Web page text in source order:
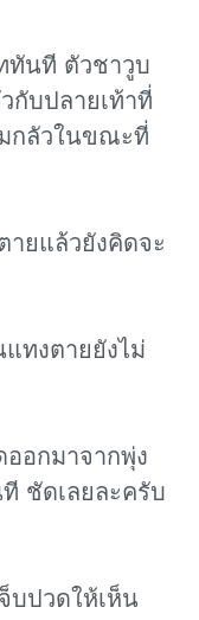
ทันที ตัวชาวูบ
กับปลายเท้าที่
มกลัวในขณะที่
ายแล้วยังคิดจะ
ทงตายยังไม่
อกมาจากพุ่ง
ชัดเลยละครับ
บปวดให้เห็น